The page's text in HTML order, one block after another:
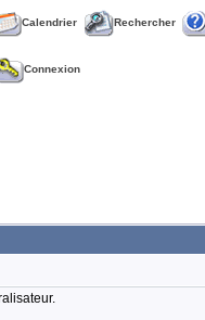
Calendrier Rechercher
Connexion